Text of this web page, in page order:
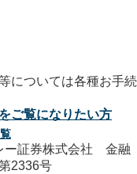
ご覧になりたい方
ー証券株式会社 金融
2336号